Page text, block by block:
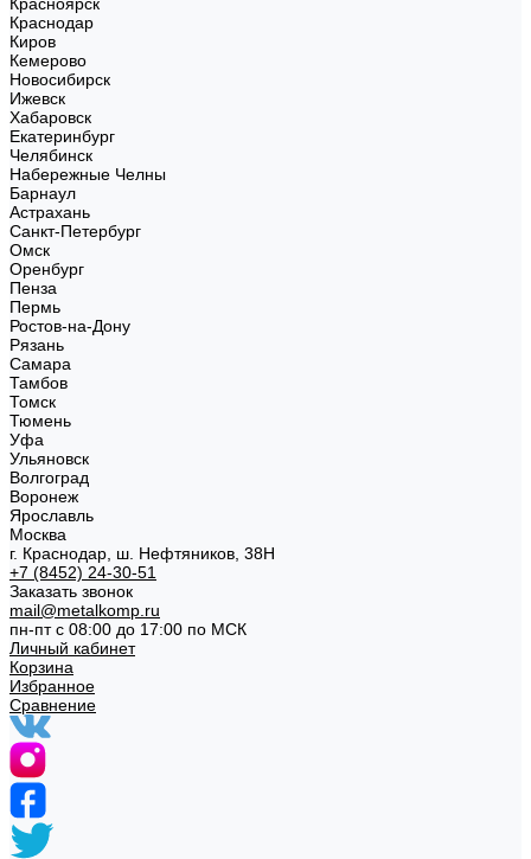
Краснодар
Киров
Кемерово
Новосибирск
Ижевск
Хабаровск
Екатеринбург
Челябинск
Набережные Челны
Барнаул
Астрахань
Санкт-Петербург
Омск
Оренбург
Пенза
Пермь
Ростов-на-Дону
Рязань
Самара
Тамбов
Томск
Тюмень
Уфа
Ульяновск
Волгоград
Воронеж
Ярославль
Москва
г. Краснодар, ш. Нефтяников, 38Н
+7 (8452) 24-30-51
Заказать звонок
mail@metalkomp.ru
пн-пт с 08:00 до 17:00 по МСК
Личный кабинет
Корзина
Избранное
Сравнение